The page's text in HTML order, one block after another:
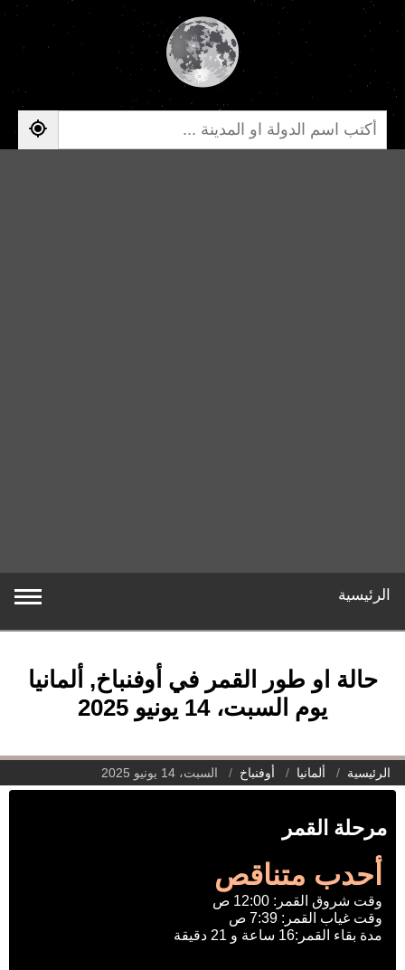
الرئيسية
حالة او طور القمر في أوفنباخ, ألمانيا
يوم السبت، 14 يونيو 2025
الرئيسية ألمانيا أوفنباخ السبت، 14 يونيو 2025
مرحلة القمر
أحدب متناقص
وقت شروق القمر: 12:00 ص
وقت غياب القمر: 7:39 ص
مدة بقاء القمر:16 ساعة و 21 دقيقة